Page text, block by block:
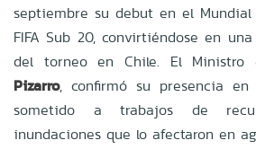
septiembre su debut en el Mundial
FIFA Sub 20, convirtiéndose en
del torneo en Chile. El Ministro
Pizarro, confirmó su presencia
sometido a trabajos de
inundaciones que lo afectaron en